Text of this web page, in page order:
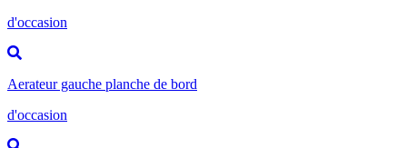
d'occasion
Aerateur gauche planche de bord
d'occasion